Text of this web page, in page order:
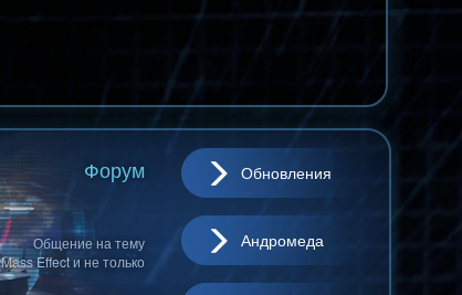
Форум
Общение на тему
Mass Effect и не только
Обновления
Андромеда